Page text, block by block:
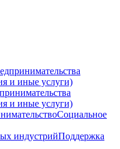
и иные услуги)
Социальное
Поддержка